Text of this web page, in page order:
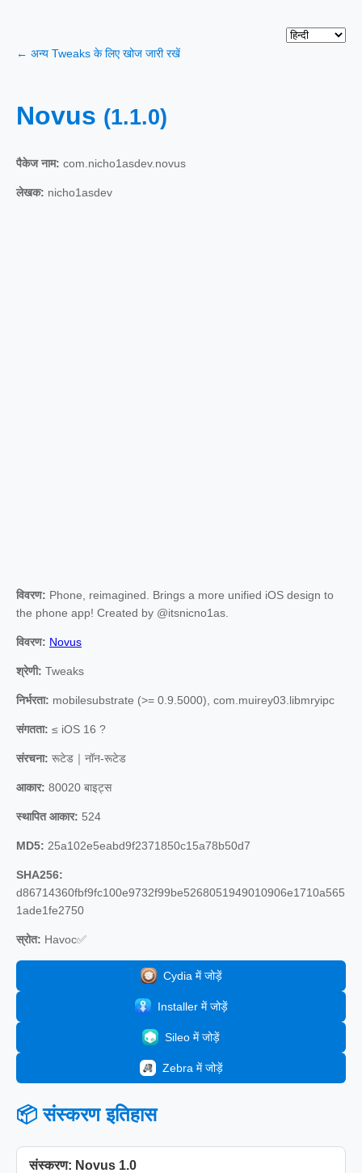
← अन्य Tweaks के लिए खोज जारी रखें
Novus (1.1.0)
पैकेज नाम: com.nicho1asdev.novus
लेखक: nicho1asdev
विवरण: Phone, reimagined. Brings a more unified iOS design to
the phone app! Created by @itsnicno1as.
विवरण: Novus
श्रेणी: Tweaks
निर्भरता: mobilesubstrate (>= 0.9.5000), com.muirey03.libmryipc
संगतता: ≤ iOS 16 ?
संरचना: रूटेड｜नॉन-रूटेड
आकार: 80020 बाइट्स
स्थापित आकार: 524
MD5: 25a102e5eabd9f2371850c15a78b50d7
SHA256:
d86714360fbf9fc100e9732f99be5268051949010906e1710a565
1ade1fe2750
स्रोत: Havoc✅
Cydia में जोड़ें
Installer में जोड़ें
Sileo में जोड़ें
Zebra में जोड़ें
📦 संस्करण इतिहास
संस्करण: Novus 1.0